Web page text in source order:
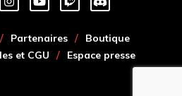
Partenaires
Boutique
et CGU
Espace presse